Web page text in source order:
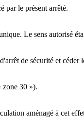
par le présent arrêté.
Le sens autorisé
de sécurité et
zone 30 »).
aménagé à cet